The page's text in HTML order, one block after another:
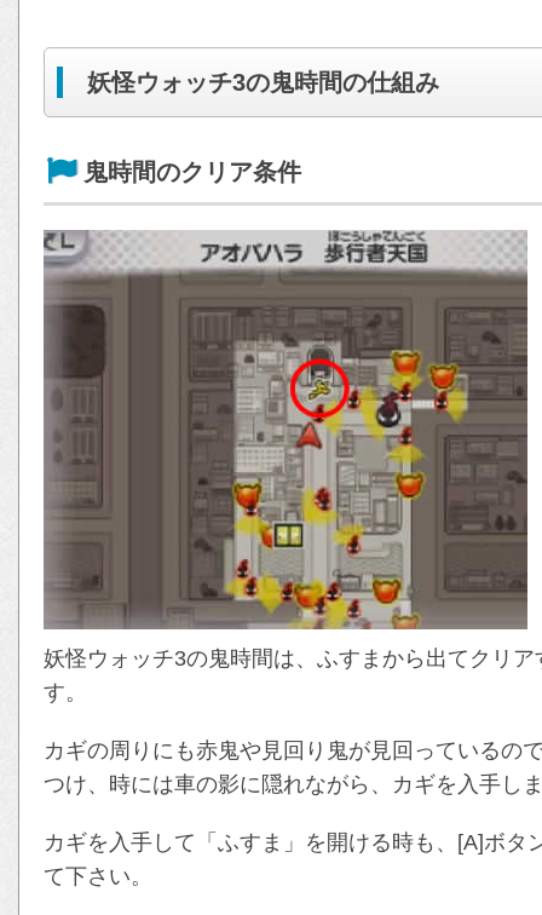
妖怪ウォッチ3の鬼時間の仕組み
鬼時間のクリア条件
妖怪ウォッチ3の鬼時間は、ふすまから出てクリ
す。
カギの周りにも赤鬼や見回り鬼が見回っているの
つけ、時には車の影に隠れながら、カギを入手し
カギを入手して「ふすま」を開ける時も、[A]ボタ
て下さい。